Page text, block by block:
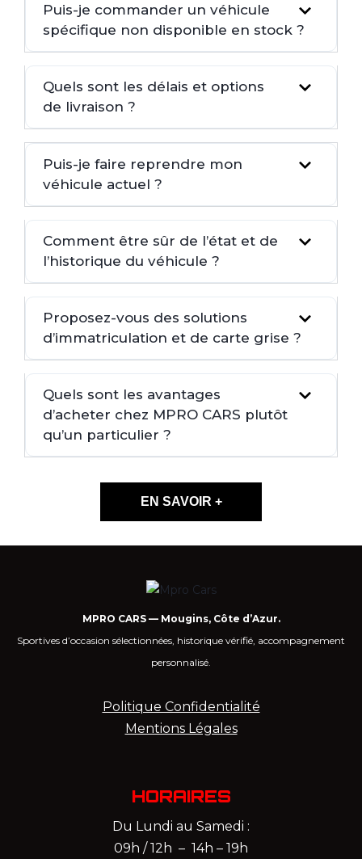
Puis-je commander un véhicule
spécifique non disponible en stock ?
Quels sont les délais et options
de livraison ?
Puis-je faire reprendre mon
véhicule actuel ?
Comment être sûr de l’état et de
l’historique du véhicule ?
Proposez-vous des solutions
d’immatriculation et de carte grise ?
Quels sont les avantages
d’acheter chez MPRO CARS plutôt
qu’un particulier ?
EN SAVOIR +
MPRO CARS — Mougins, Côte d’Azur.
Sportives d’occasion sélectionnées, historique vérifié, accompagnement
personnalisé.
Politique Confidentialité
Mentions Légales
HORAIRES
Du Lundi au Samedi :
09h / 12h – 14h – 19h